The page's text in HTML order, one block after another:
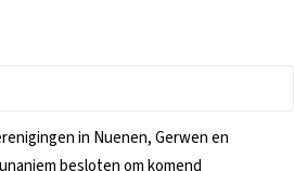
in Nuenen, Gerwen en
besloten om komend